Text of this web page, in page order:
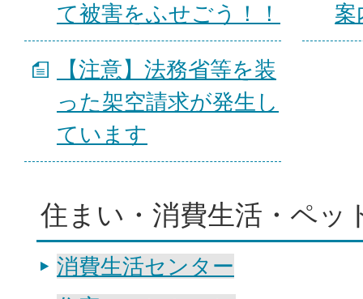
て被害をふせごう！！
案
【注意】法務省等を装
った架空請求が発生し
ています
住まい・消費生活・ペッ
消費生活センター